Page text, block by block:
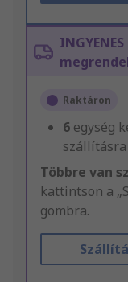
Raktáron
6 egység
szállításra
Többre van
kattintson a
gombra.